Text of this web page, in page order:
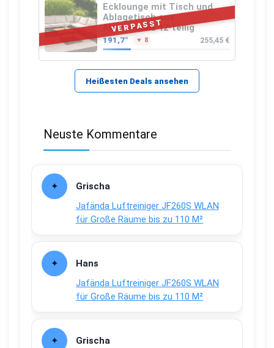
VERPASST
Ecklounge mit Tisch und
Ablagetisch aus
Akazienholz 12-teilig
191,7° ▼ 8 255,45 €
Heißesten Deals ansehen
Neuste Kommentare
Grischa
Jafända Luftreiniger JF260S WLAN
für Große Räume bis zu 110 M²
Hans
Jafända Luftreiniger JF260S WLAN
für Große Räume bis zu 110 M²
Grischa